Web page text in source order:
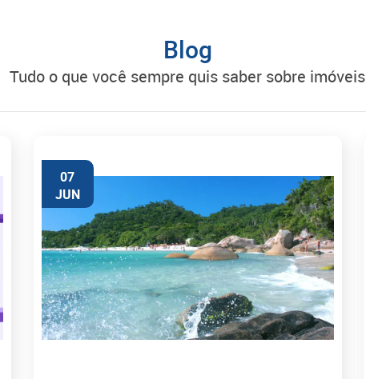
Blog
tudo o que você sempre quis saber sobre imóveis
07
JUN